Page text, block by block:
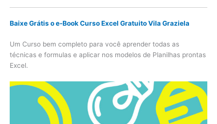
Baixe Grátis o e-Book Curso Excel Gratuito Vila Graziela
Um Curso bem completo para você aprender todas as
técnicas e formulas e aplicar nos modelos de Planilhas prontas
Excel.